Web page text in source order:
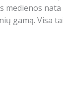
medienos
gamą. Visa